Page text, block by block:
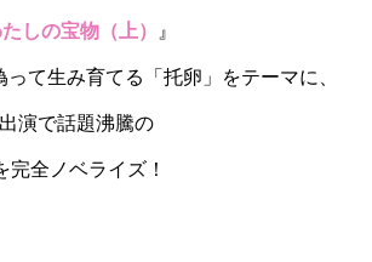
しの宝物（上） 』
て生み育てる「托卵」をテーマに、
演で話題沸騰の
全ノベライズ！